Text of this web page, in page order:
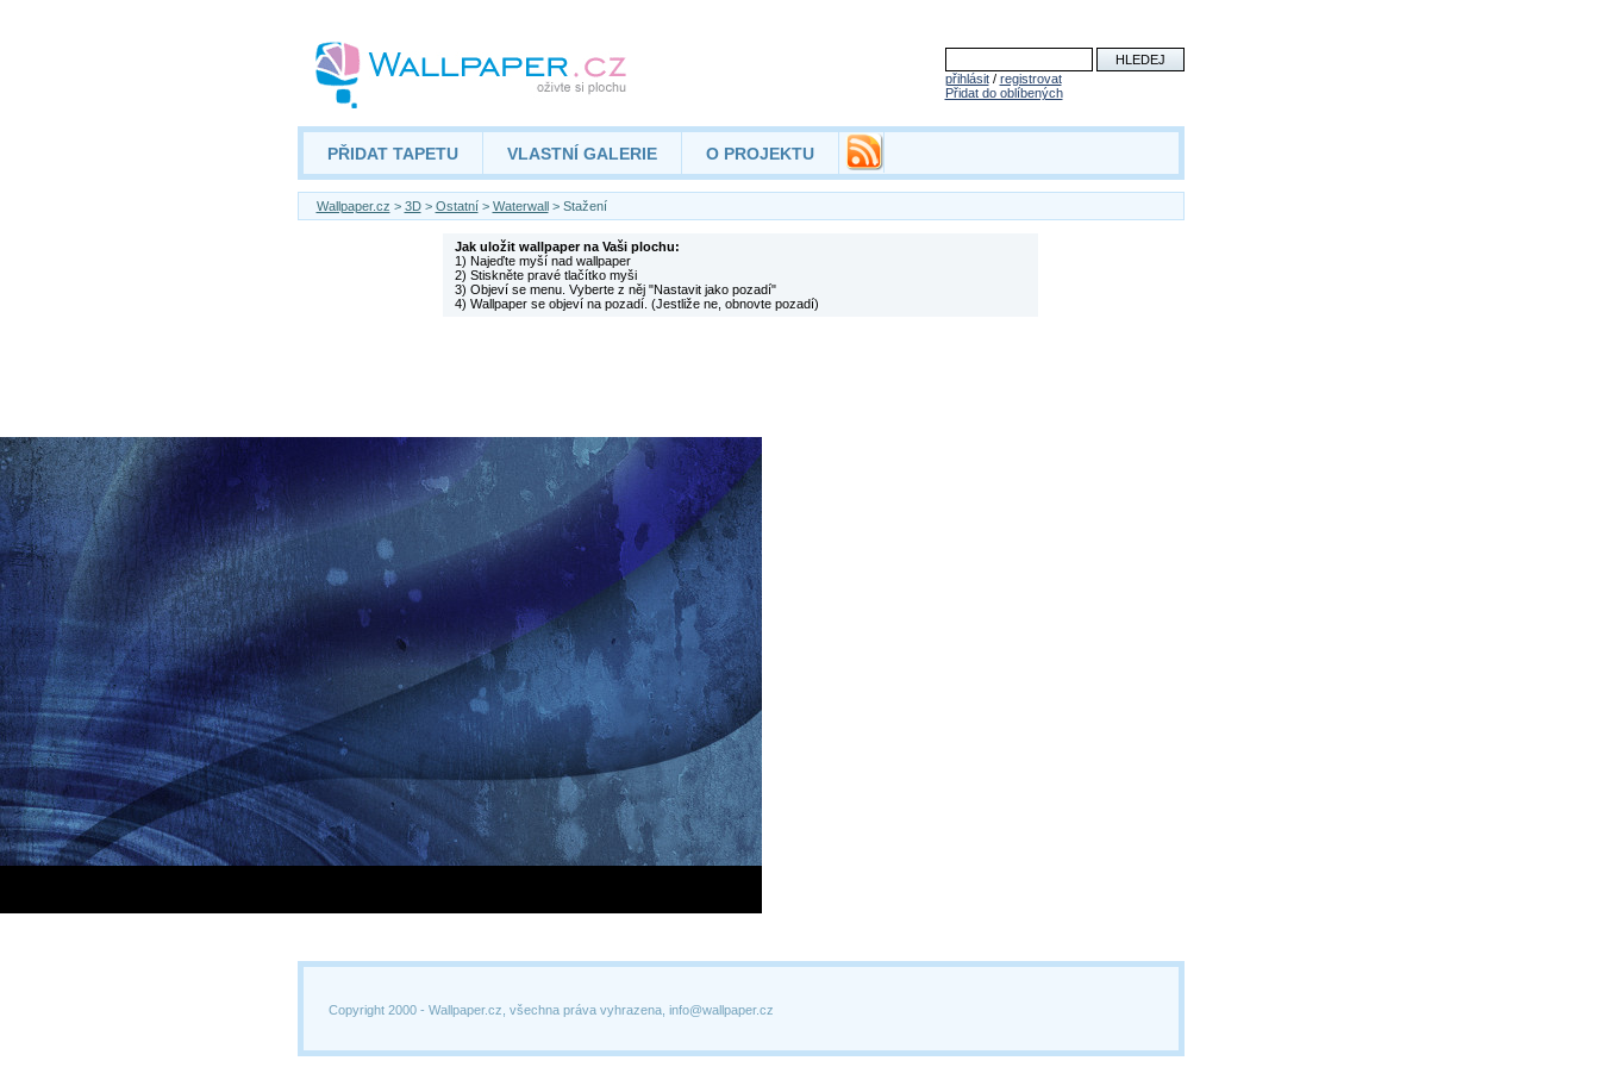
přihlásit/ registrovat
Přidat do oblíbených
PŘIDAT TAPETU VLASTNÍ GALERIE O PROJEKTU
Wallpaper.cz > 3D> Ostatní> Waterwall> Stažení
Jak uložit wallpaper na Vaši plochu:
1) Najeďte myší nad wallpaper
2) Stiskněte pravé tlačítko myši
3) Objeví se menu. Vyberte z něj "Nastavit jako pozadí"
4) Wallpaper se objeví na pozadí. (Jestliže ne, obnovte pozadí)
Copyright 2000 - Wallpaper.cz, všechna práva vyhrazena, info@wallpaper.cz